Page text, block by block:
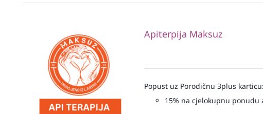
Apiterpija Maksuz
Popust uz Porodičnu 3plus karticu:
15% na cjelokupnu ponudu